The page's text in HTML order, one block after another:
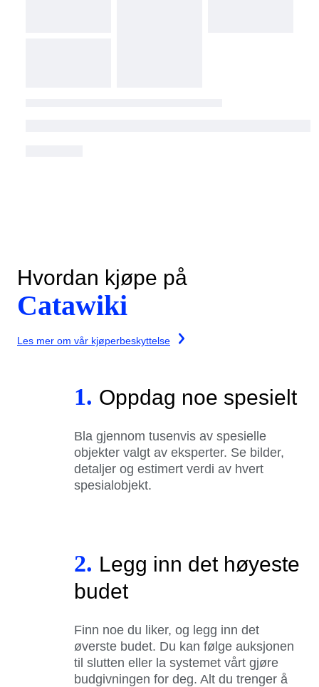
Hvordan kjøpe på
Catawiki
Les mer om vår kjøperbeskyttelse
1. Oppdag noe spesielt
Bla gjennom tusenvis av spesielle
objekter valgt av eksperter. Se bilder,
detaljer og estimert verdi av hvert
spesialobjekt.
2. Legg inn det høyeste
budet
Finn noe du liker, og legg inn det
øverste budet. Du kan følge auksjonen
til slutten eller la systemet vårt gjøre
budgivningen for deg. Alt du trenger å